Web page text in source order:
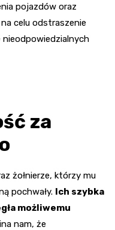
pojazdów oraz
celu odstraszenie
za
żołnierze, którzy mu
pochwały. Ich szybka
możliwemu
nam, że